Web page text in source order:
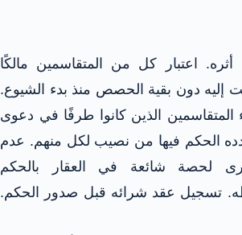
اعتبار كل من المتقاسمين مالكًا
إليه دون بقية الحصص منذ بدء الشيوع.
المتقاسمين الذين كانوا طرفًا في دعوى
الحكم فيها من نصيب لكل منهم. عدم
لحصة شائعة في العقار بالحكم
تسجيل عقد شرائه قبل صدور الحكم.